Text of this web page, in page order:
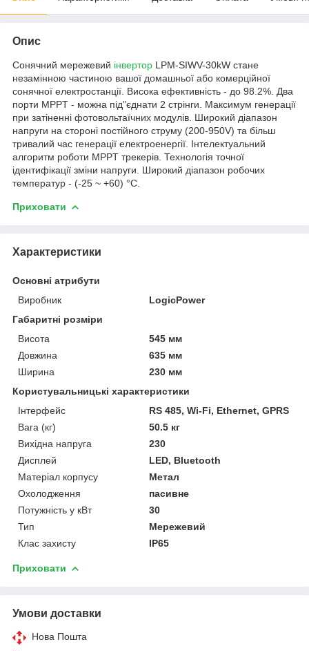
Опис
Сонячний мережевий інвертор LPM-SIWV-30kW стане
незамінною частиною вашої домашньої або комерційної
сонячної електростанції. Висока ефективність - до 98.2%. Два
порти MPPT - можна під"єднати 2 стрінги. Максимум генерації
при затіненні фотовольтаїчних модулів. Широкий діапазон
напруги на стороні постійного струму (200-950V) та більш
тривалий час генерації електроенергії. Інтелектуальний
алгоритм роботи MPPT трекерів. Технологія точної
ідентифікації зміни напруги. Широкий діапазон робочих
температур - (-25 ~ +60) °C.
Приховати
Характеристики
Основні атрибути
Виробник
LogicPower
Габаритні розміри
Висота
545 мм
Довжина
635 мм
Ширина
230 мм
Користувальницькі характеристики
Інтерфейс
RS 485, Wi-Fi, Ethernet, GPRS
Вага (кг)
50.5 кг
Вихідна напруга
230
Дисплей
LED, Bluetooth
Матеріал корпусу
Метал
Охолодження
пасивне
Потужність у кВт
30
Тип
Мережевий
Клас захисту
IP65
Приховати
Умови доставки
Нова Пошта